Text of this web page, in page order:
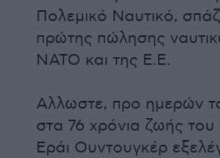
Πολεμικό Ναυτικό,
πρώτης πώλησης
ΝΑΤΟ και της Ε.Ε.
Αλλωστε, προ ημερών
στα 76 χρόνια ζωής
Εράι Ουντουγκέρ